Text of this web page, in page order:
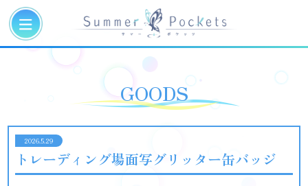
GOODS
2026.5.29
トレーディング場面写グリッター缶バッジ